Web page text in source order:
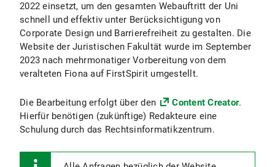
2022 einsetzt, um den gesamten Webauftritt der Uni
schnell und effektiv unter Berücksichtigung von
Corporate Design und Barrierefreiheit zu gestalten. Die
Website der Juristischen Fakultät wurde im September
2023 nach mehrmonatiger Vorbereitung von dem
veralteten Fiona auf FirstSpirit umgestellt.
Die Bearbeitung erfolgt über den Content Creator.
Hierfür benötigen (zukünftige) Redakteure eine
Schulung durch das Rechtsinformatikzentrum.